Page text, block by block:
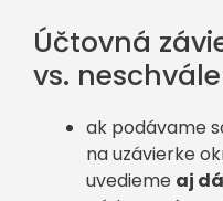
Účtovná
vs.
ak podávame
na uzávierke
uvedieme aj